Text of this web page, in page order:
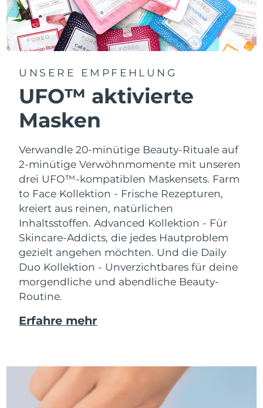
UNSERE EMPFEHLUNG
UFO™ aktivierte
Masken
Verwandle 20-minütige Beauty-Rituale auf
2-minütige Verwöhnmomente mit unseren
drei UFO™-kompatiblen Maskensets. Farm
to Face Kollektion - Frische Rezepturen,
kreiert aus reinen, natürlichen
Inhaltsstoffen. Advanced Kollektion - Für
Skincare-Addicts, die jedes Hautproblem
gezielt angehen möchten. Und die Daily
Duo Kollektion - Unverzichtbares für deine
morgendliche und abendliche Beauty-
Routine.
Erfahre mehr